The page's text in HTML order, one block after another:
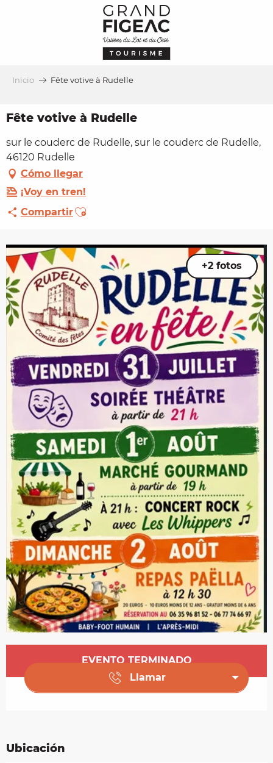
Inicio Fête votive à Rudelle
Fête votive à Rudelle
sur le couderc de Rudelle, sur le couderc de Rudelle,
46120 Rudelle
Cómo llegar
¡Voy en tren!
CompartirAjouter aux favoris
+2 fotos
Horarios y datos de contacto
EVENTO TERMINADO
Llamar
Ubicación